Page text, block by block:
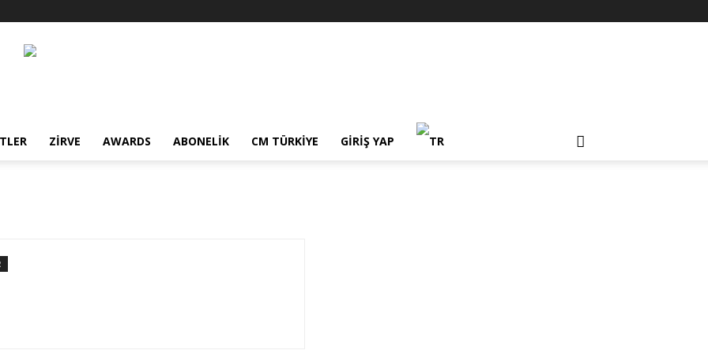
ZIRVE AWARDS ABONELIK CM TÜRKIYE GIRIŞ YAP